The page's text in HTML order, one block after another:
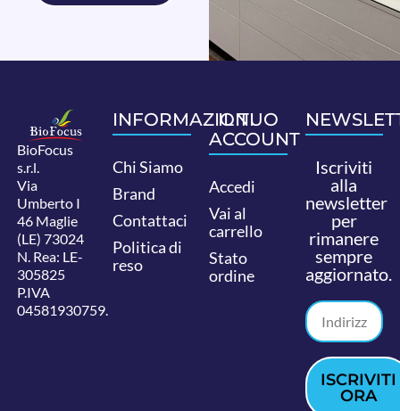
BioFocus
s.r.l.
Via
Umberto I
46 Maglie
(LE) 73024
N. Rea: LE-
305825
P.IVA
04581930759.
INFORMAZIONI
Chi Siamo
Brand
Contattaci
Politica di
reso
IL TUO
ACCOUNT
Accedi
Vai al
carrello
Stato
ordine
Iscriviti
alla
newsletter
per
rimanere
sempre
aggiornato.
ISCRIVITI
ORA